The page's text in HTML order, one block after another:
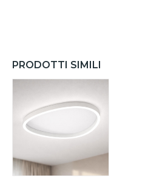
PRODOTTI SIMILI